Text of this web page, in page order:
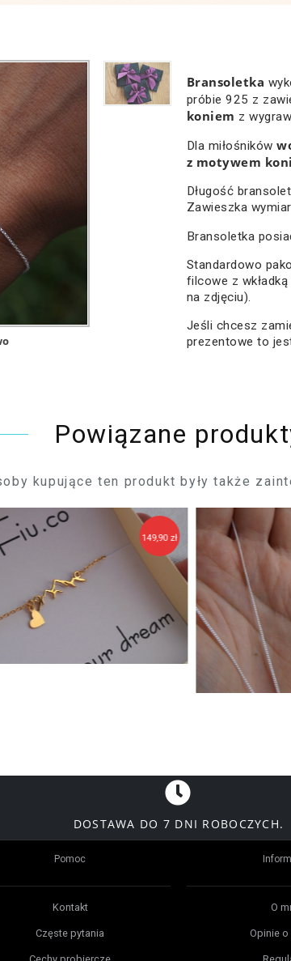
Bransoletka
próbie 925 z
koniem z
Dla miłośników
z motywem
Długość
Zawieszka
Bransoletka
Standardowo
filcowe z
na zdjęciu).
Jeśli chcesz
prezentowe to
Powiązane
kupujące ten produkt były także
zł
DOSTAWA DO 7 DNI ROBOCZYCH.
Pomoc
Kontakt
Częste pytania
O
Opinie